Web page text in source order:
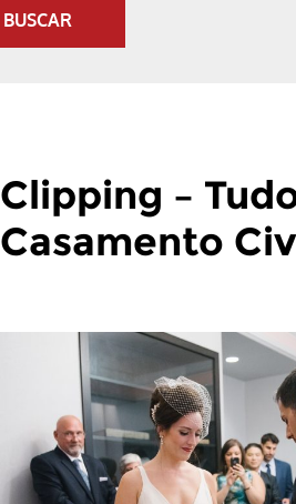
BUSCAR
Clipping –
Casamento